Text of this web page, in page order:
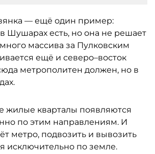
— ещё один пример:
Шушарах есть, но она не решает
массива за Пулковским
ещё и северо–восток
метрополитен должен, но в
жилые кварталы появляются
по этим направлениям. И
метро, подвозить и вывозить
исключительно по земле.